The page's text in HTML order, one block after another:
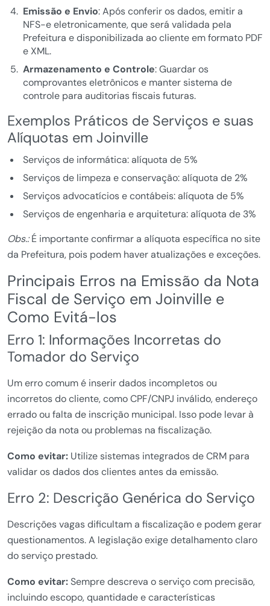
Emissão e Envio: Após conferir os dados, emitir a
NFS-e eletronicamente, que será validada pela
Prefeitura e disponibilizada ao cliente em formato PDF
e XML.
Armazenamento e Controle: Guardar os
comprovantes eletrônicos e manter sistema de
controle para auditorias fiscais futuras.
Exemplos Práticos de Serviços e suas
Alíquotas em Joinville
Serviços de informática: alíquota de 5%
Serviços de limpeza e conservação: alíquota de 2%
Serviços advocatícios e contábeis: alíquota de 5%
Serviços de engenharia e arquitetura: alíquota de 3%
Obs.:É importante confirmar a alíquota específica no site
da Prefeitura, pois podem haver atualizações e exceções.
Principais Erros na Emissão da Nota
Fiscal de Serviço em Joinville e
Como Evitá-los
Erro 1: Informações Incorretas do
Tomador do Serviço
Um erro comum é inserir dados incompletos ou
incorretos do cliente, como CPF/CNPJ inválido, endereço
errado ou falta de inscrição municipal. Isso pode levar à
rejeição da nota ou problemas na fiscalização.
Como evitar: Utilize sistemas integrados de CRM para
validar os dados dos clientes antes da emissão.
Erro 2: Descrição Genérica do Serviço
Descrições vagas dificultam a fiscalização e podem gerar
questionamentos. A legislação exige detalhamento claro
do serviço prestado.
Como evitar:Sempre descreva o serviço com precisão,
incluindo escopo, quantidade e características